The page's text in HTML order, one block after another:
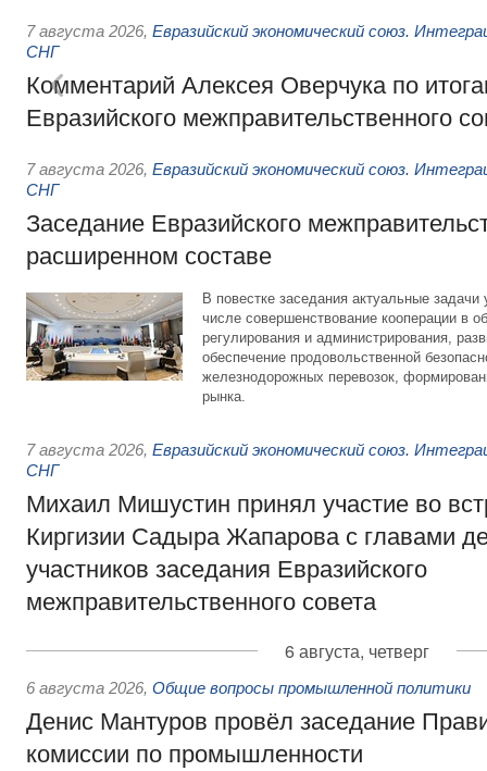
7 августа 2026, Евразийский экономический союз.
СНГ
Комментарий Алексея Оверчука по
Евразийского межправительственного
7 августа 2026, Евразийский экономический союз.
СНГ
Заседание Евразийского
расширенном составе
В повестке заседания актуальные задачи
числе совершенствование кооперации в
регулирования и администрирования,
обеспечение продовольственной
железнодорожных перевозок,
рынка.
7 августа 2026, Евразийский экономический союз.
СНГ
Михаил Мишустин принял участие во
Киргизии Садыра Жапарова с главами
участников заседания Евразийского
межправительственного совета
6 августа, четверг
6 августа 2026, Общие вопросы промышленной политики
Денис Мантуров провёл заседание
комиссии по промышленности